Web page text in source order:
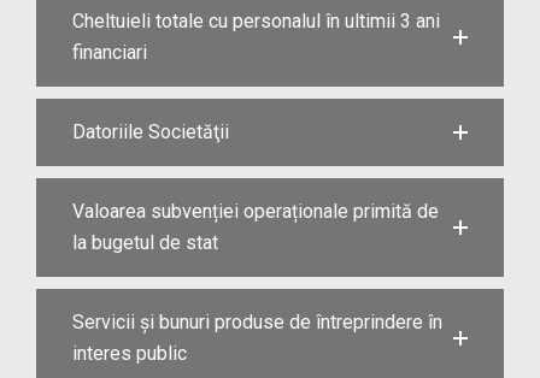
Cheltuieli totale cu personalul în ultimii 3 ani
financiari
Datoriile Societăţii
Valoarea subvenției operaționale primită de
la bugetul de stat
Servicii și bunuri produse de întreprindere în
interes public